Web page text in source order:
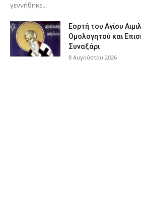
γεννήθηκε...
Εορτή του Αγίου
Ομολογητού και
Συναξάρι
8 Αυγούστου 2026